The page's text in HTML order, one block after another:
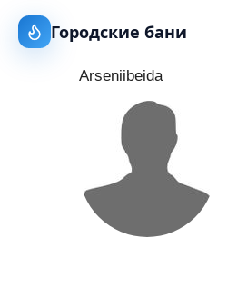
Городские бани
Arseniibeida